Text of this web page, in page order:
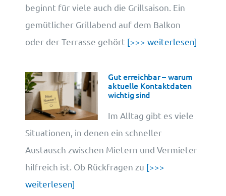
beginnt für viele auch die Grillsaison. Ein
gemütlicher Grillabend auf dem Balkon
oder der Terrasse gehört [>>> weiterlesen]
Gut erreichbar – warum
aktuelle Kontaktdaten
wichtig sind
Im Alltag gibt es viele
Situationen, in denen ein schneller
Austausch zwischen Mietern und Vermieter
hilfreich ist. Ob Rückfragen zu [>>>
weiterlesen]